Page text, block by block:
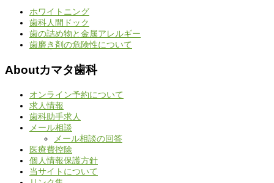
ホワイトニング
歯科人間ドック
歯の詰め物と金属アレルギー
歯磨き剤の危険性について
Aboutカマタ歯科
オンライン予約について
求人情報
歯科助手求人
メール相談
メール相談の回答
医療費控除
個人情報保護方針
当サイトについて